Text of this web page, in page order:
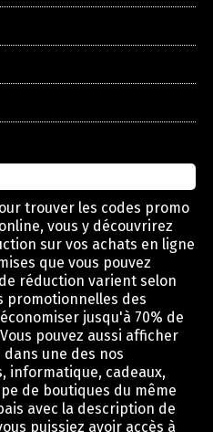
trouver les codes promo
vous y découvrirez
sur vos achats en ligne
que vous pouvez
réduction varient selon
promotionnelles des
jusqu'à 70% de
pouvez aussi afficher
une des nos
informatique, cadeaux,
de boutiques du même
avec la description de
puissiez avoir accès à